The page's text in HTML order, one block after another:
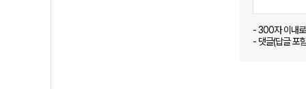
- 300자 이내
- 댓글(답글 포